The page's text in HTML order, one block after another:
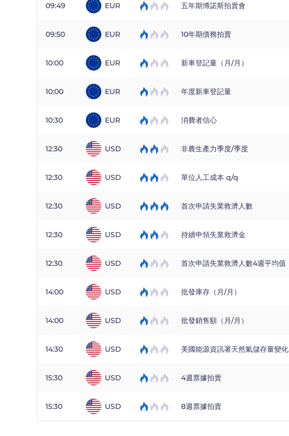
09:49 EUR 五年期博諾斯拍賣會
09:50 EUR 10年期債務拍賣
10:00 EUR 新車登記量（月/月）
10:00 EUR 年度新車登記量
10:30 EUR 消費者信心
12:30 USD 非農生產力季度/季度
12:30 USD 單位人工成本 q/q
12:30 USD 首次申請失業救濟人數
12:30 USD 持續申領失業救濟金
12:30 USD 首次申請失業救濟人數4週平均值
14:00 USD 批發庫存（月/月）
14:00 USD 批發銷售額（月/月）
14:30 USD 美國能源資訊署天然氣儲存量變化
15:30 USD 4週票據拍賣
15:30 USD 8週票據拍賣